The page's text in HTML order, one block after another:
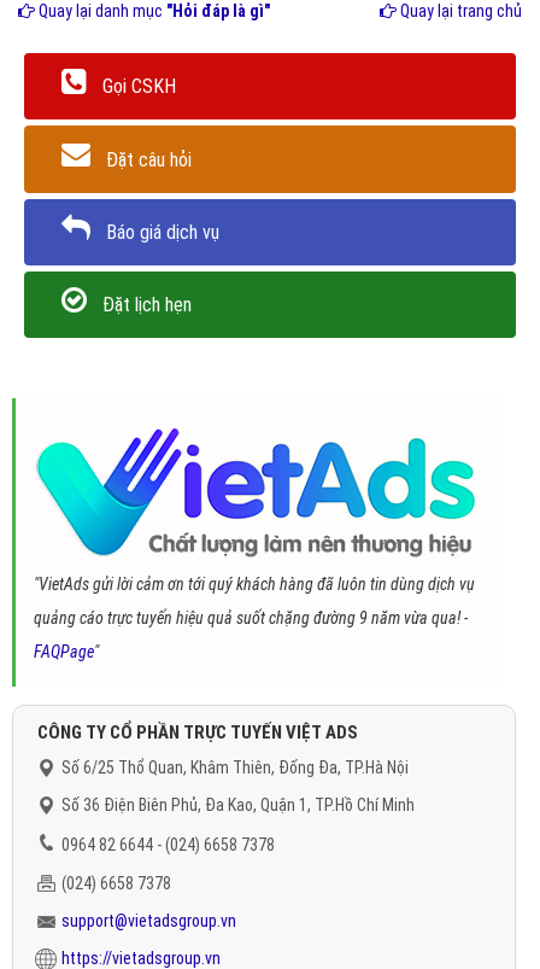
Quay lại danh mục "Hỏi đáp là gì" Quay lại trang chủ
Gọi CSKH
Đặt câu hỏi
Báo giá dịch vụ
Đặt lịch hẹn
"VietAds gửi lời cảm ơn tới quý khách hàng đã luôn tin dùng dịch vụ
quảng cáo trực tuyến hiệu quả suốt chặng đường 9 năm vừa qua! -
FAQPage"
CÔNG TY CỔ PHẦN TRỰC TUYẾN VIỆT ADS
Số 6/25 Thổ Quan, Khâm Thiên, Đống Đa, TP.Hà Nội
Số 36 Điện Biên Phủ, Đa Kao, Quận 1, TP.Hồ Chí Minh
0964 82 6644 - (024) 6658 7378
(024) 6658 7378
support@vietadsgroup.vn
https://vietadsgroup.vn